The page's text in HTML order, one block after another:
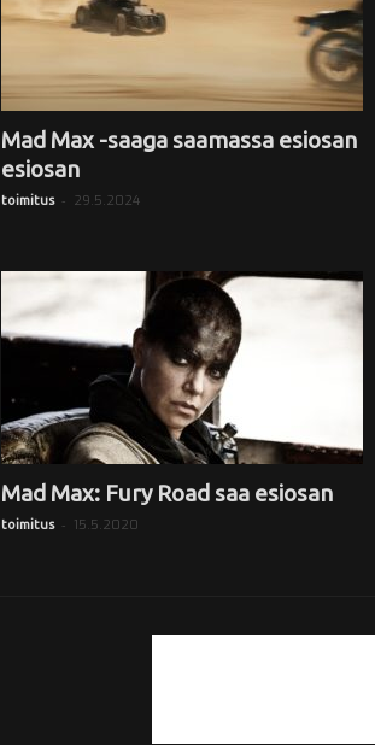
Mad Max -saaga saamassa esiosan
esiosan
toimitus - 29.5.2024
Mad Max: Fury Road saa esiosan
toimitus - 15.5.2020